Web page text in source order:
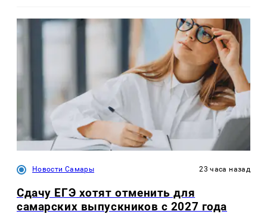
Новости Самары 23 часа назад
Сдачу ЕГЭ хотят отменить для
самарских выпускников с 2027 года